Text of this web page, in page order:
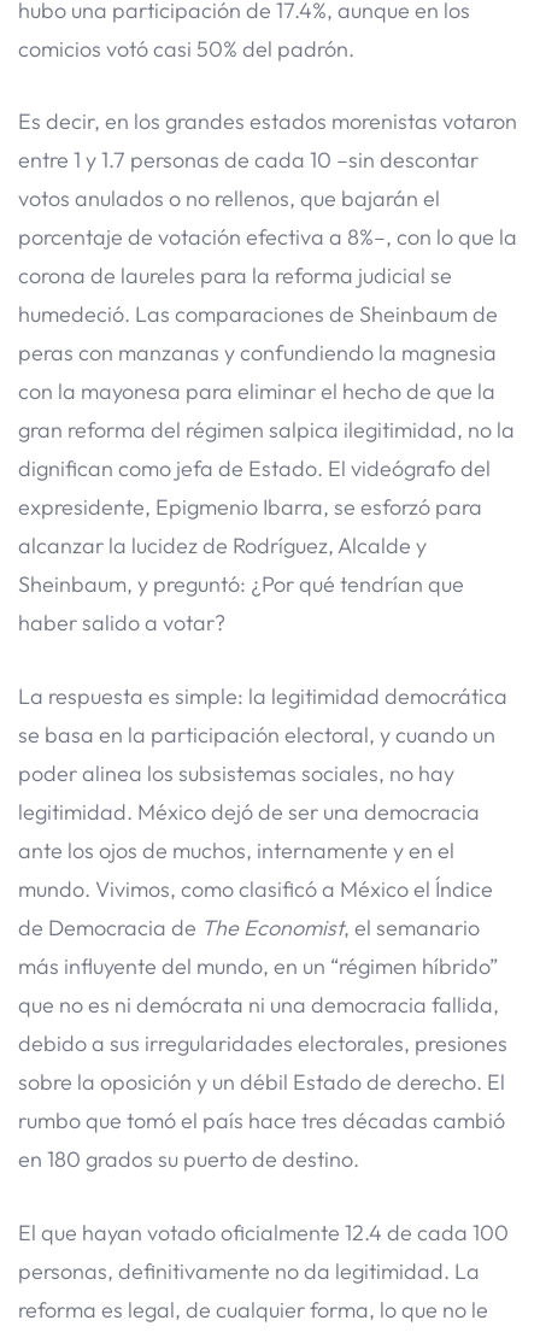
hubo una participación de 17.4%, aunque en los
comicios votó casi 50% del padrón.
Es decir, en los grandes estados morenistas votaron
entre 1 y 1.7 personas de cada 10 –sin descontar
votos anulados o no rellenos, que bajarán el
porcentaje de votación efectiva a 8%–, con lo que la
corona de laureles para la reforma judicial se
humedeció. Las comparaciones de Sheinbaum de
peras con manzanas y confundiendo la magnesia
con la mayonesa para eliminar el hecho de que la
gran reforma del régimen salpica ilegitimidad, no la
dignifican como jefa de Estado. El videógrafo del
expresidente, Epigmenio Ibarra, se esforzó para
alcanzar la lucidez de Rodríguez, Alcalde y
Sheinbaum, y preguntó: ¿Por qué tendrían que
haber salido a votar?
La respuesta es simple: la legitimidad democrática
se basa en la participación electoral, y cuando un
poder alinea los subsistemas sociales, no hay
legitimidad. México dejó de ser una democracia
ante los ojos de muchos, internamente y en el
mundo. Vivimos, como clasificó a México el Índice
de Democracia de The Economist, el semanario
más influyente del mundo, en un “régimen híbrido”
que no es ni demócrata ni una democracia fallida,
debido a sus irregularidades electorales, presiones
sobre la oposición y un débil Estado de derecho. El
rumbo que tomó el país hace tres décadas cambió
en 180 grados su puerto de destino.
El que hayan votado oficialmente 12.4 de cada 100
personas, definitivamente no da legitimidad. La
reforma es legal, de cualquier forma, lo que no le